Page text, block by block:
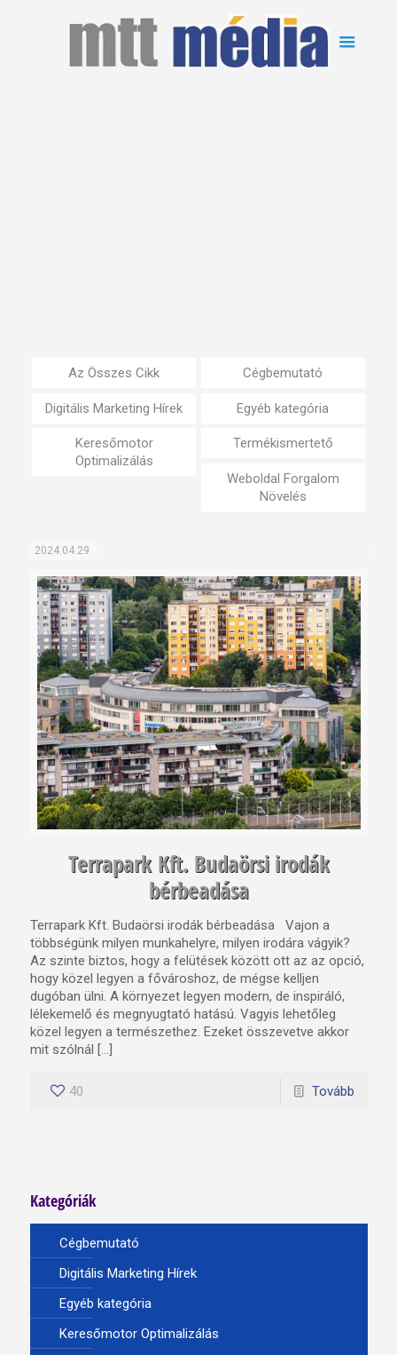
Az Összes Cikk Cégbemutató
Digitális Marketing Hírek Egyéb kategória
Keresőmotor
Optimalizálás
Termékismertető
Weboldal Forgalom
Növelés
2024.04.29.
Terrapark Kft. Budaörsi irodák
bérbeadása
Terrapark Kft. Budaörsi irodák bérbeadása Vajon a
többségünk milyen munkahelyre, milyen irodára vágyik?
Az szinte biztos, hogy a felütések között ott az az opció,
hogy közel legyen a fővároshoz, de mégse kelljen
dugóban ülni. A környezet legyen modern, de inspiráló,
lélekemelő és megnyugtató hatású. Vagyis lehetőleg
közel legyen a természethez. Ezeket összevetve akkor
mit szólnál […]
40 Tovább
Kategóriák
Cégbemutató
Digitális Marketing Hírek
Egyéb kategória
Keresőmotor Optimalizálás